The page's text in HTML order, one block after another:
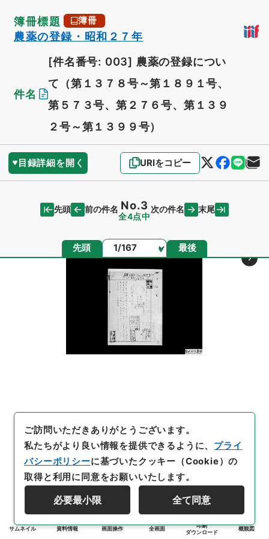
簿冊標題 簿冊
農薬の登録・昭和２７年
件名
[件名番号: 003] 農薬の登録につい
て（第１３７８号～第１８９１号、
第５７３号、第２７６号、第１３９
２号～第１３９９号）
目録詳細を開く URIをコピー
先頭 前の件名 No.3
全4点中
次の件名 末尾
先頭 ページ 最後
サムネイル 資料情報 画面操作 全画面
印刷
ダウンロード
概観図
ご訪問いただきありがとうございます。
私たちがより良い情報を提供できるように、 プライ
バシーポリシーに基づいたクッキー（Cookie）の
取得と利用に同意をお願いいたします。
必要最小限 全て同意